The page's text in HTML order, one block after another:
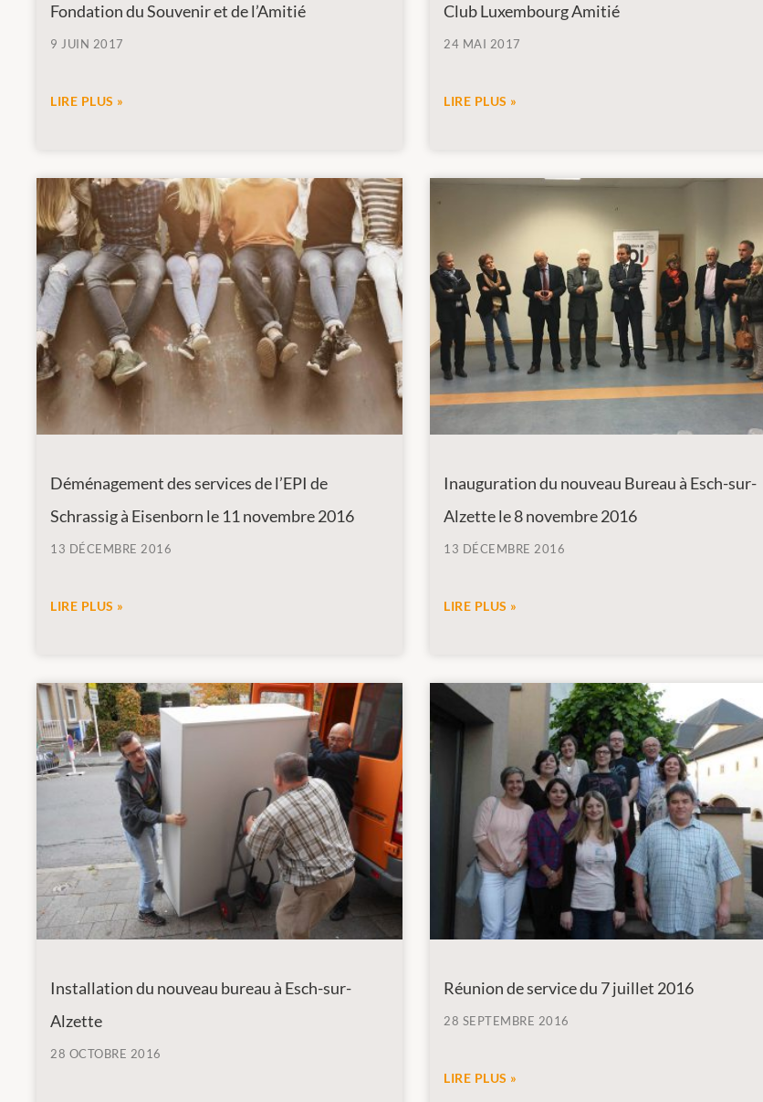
Fondation du Souvenir et de l’Amitié
9 JUIN 2017
LIRE PLUS »
Club Luxembourg Amitié
24 MAI 2017
LIRE PLUS »
Déménagement des services de l’EPI de
Schrassig à Eisenborn le 11 novembre 2016
13 DÉCEMBRE 2016
LIRE PLUS »
Inauguration du nouveau Bureau à Esch-sur-
Alzette le 8 novembre 2016
13 DÉCEMBRE 2016
LIRE PLUS »
Installation du nouveau bureau à Esch-sur-
Alzette
28 OCTOBRE 2016
Réunion de service du 7 juillet 2016
28 SEPTEMBRE 2016
LIRE PLUS »